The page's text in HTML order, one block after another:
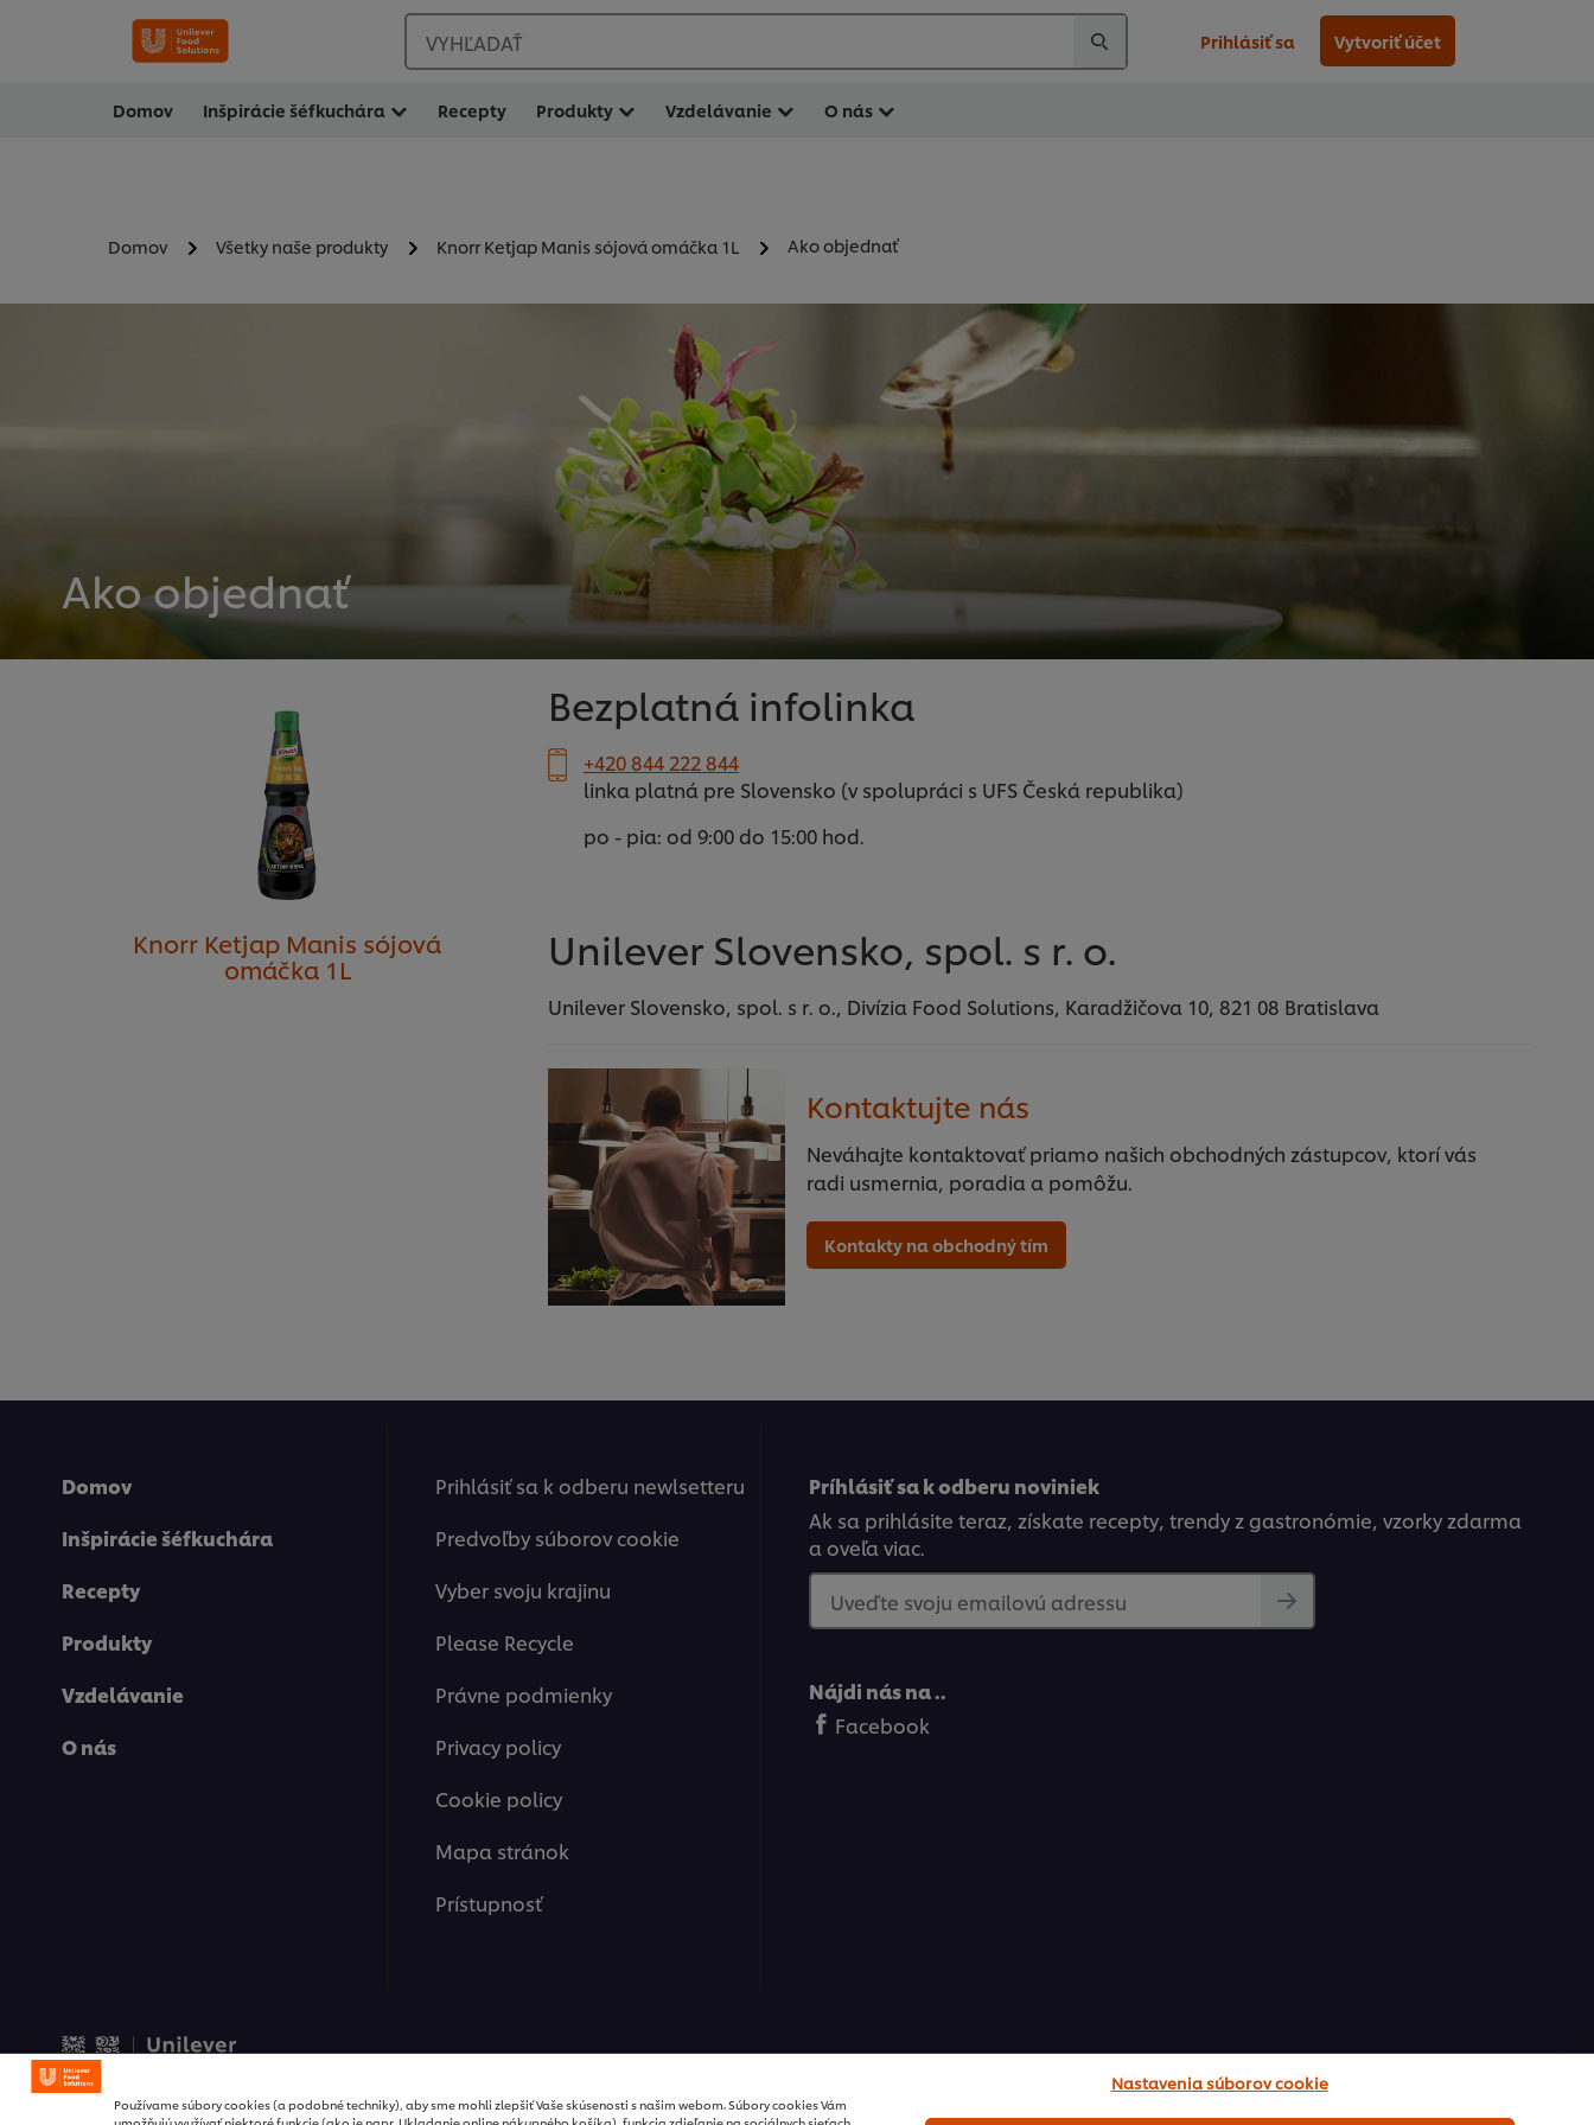
VYHĽADAŤ Prihlásiť sa Vytvoriť účet
Domov Inšpirácie šéfkuchára Recepty Produkty Vzdelávanie O nás
Domov Všetky naše produkty Knorr Ketjap Manis sójová omáčka 1L Ako objednať
Ako objednať
Bezplatná infolinka
+420 844 222 844
linka platná pre Slovensko (v spolupráci s UFS Česká republika)
po - pia: od 9:00 do 15:00 hod.
Unilever Slovensko, spol. s r. o.
Unilever Slovensko, spol. s r. o., Divízia Food Solutions, Karadžičova 10, 821 08 Bratislava
Kontaktujte nás
Neváhajte kontaktovať priamo našich obchodných zástupcov, ktorí vás
radi usmernia, poradia a pomôžu.
Kontakty na obchodný tím
Knorr Ketjap Manis sójová
omáčka 1L
Domov
Inšpirácie šéfkuchára
Recepty
Produkty
Vzdelávanie
O nás
Prihlásiť sa k odberu newlsetteru
Predvoľby súborov cookie
Vyber svoju krajinu
Please Recycle
Právne podmienky
Privacy policy
Cookie policy
Mapa stránok
Prístupnosť
Príhlásiť sa k odberu noviniek
Ak sa prihlásite teraz, získate recepty, trendy z gastronómie, vzorky zdarma
a oveľa viac.
Uveďte svoju emailovú adressu
Nájdi nás na ..
Facebook
Používame súbory cookies (a podobné techniky), aby sme mohli zlepšiť Vaše skúsenosti s našim webom. Súbory cookies Vám
umožňujú využívať niektoré funkcie (ako je napr. Ukladanie online nákupného košíka), funkcia zdieľanie na sociálnych sieťach
Nastavenia súborov cookie